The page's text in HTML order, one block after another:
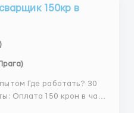
150кр в